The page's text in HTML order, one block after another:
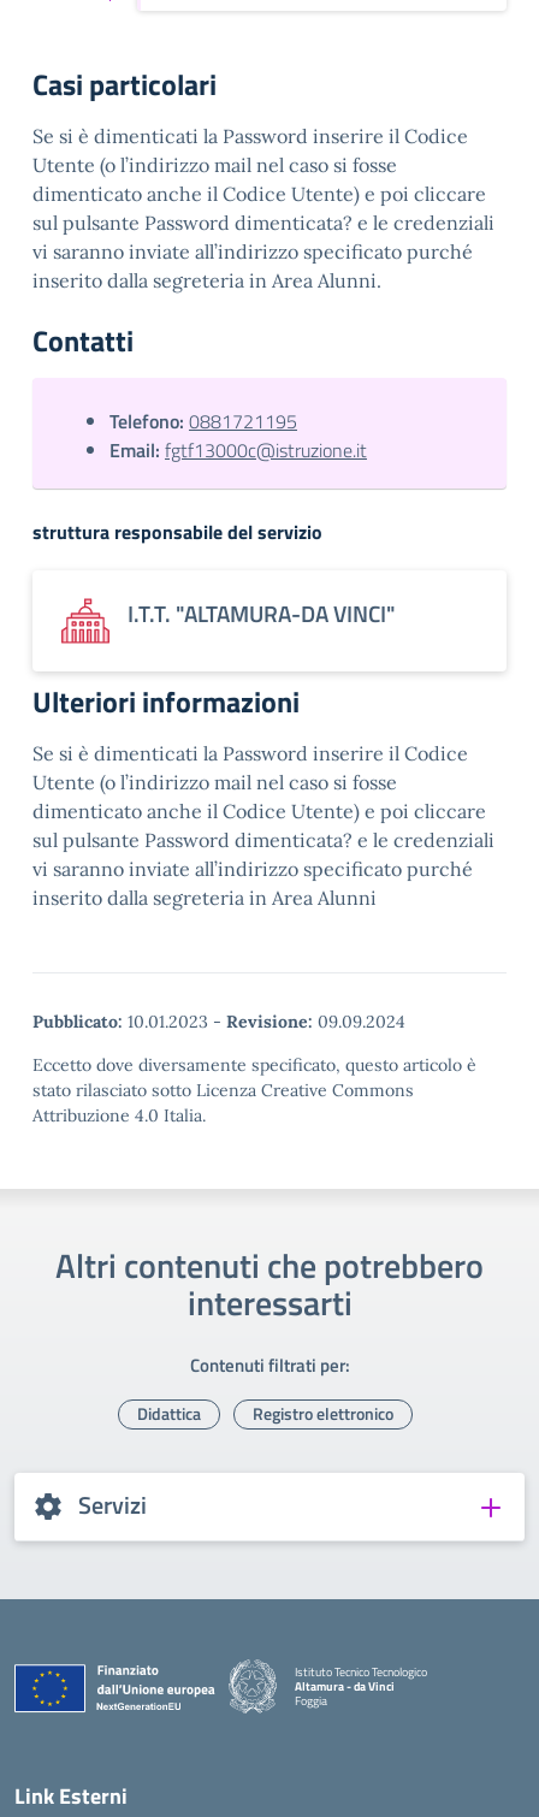
Casi particolari
Se si è dimenticati la Password inserire il Codice
Utente (o l’indirizzo mail nel caso si fosse
dimenticato anche il Codice Utente) e poi cliccare
sul pulsante Password dimenticata? e le credenziali
vi saranno inviate all’indirizzo specificato purché
inserito dalla segreteria in Area Alunni.
Contatti
Telefono: 0881721195
Email: fgtf13000c@istruzione.it
struttura responsabile del servizio
I.T.T. "ALTAMURA-DA VINCI"
Ulteriori informazioni
Se si è dimenticati la Password inserire il Codice
Utente (o l’indirizzo mail nel caso si fosse
dimenticato anche il Codice Utente) e poi cliccare
sul pulsante Password dimenticata? e le credenziali
vi saranno inviate all’indirizzo specificato purché
inserito dalla segreteria in Area Alunni
Pubblicato: 10.01.2023 - Revisione: 09.09.2024
Eccetto dove diversamente specificato, questo articolo è
stato rilasciato sotto Licenza Creative Commons
Attribuzione 4.0 Italia.
Altri contenuti che potrebbero
interessarti
Contenuti filtrati per:
Didattica Registro elettronico
Servizi
Istituto Tecnico Tecnologico
Altamura - da Vinci
Foggia
— Visita la pagina iniziale della scuola
Link Esterni